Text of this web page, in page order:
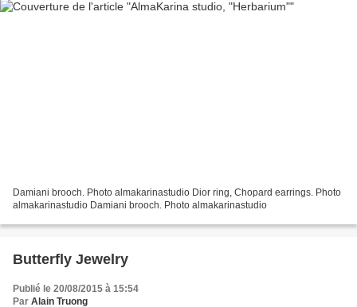
Damiani brooch. Photo almakarinastudio Dior ring, Chopard earrings. Photo
almakarinastudio Damiani brooch. Photo almakarinastudio
Butterfly Jewelry
Publié le 20/08/2015 à 15:54
Par Alain Truong